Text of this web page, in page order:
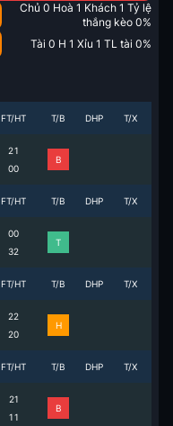
Chủ 0 Hoà 1 Khách 1 Tỷ lệ
thắng kèo 0%
Tài 0 H 1 Xỉu 1 TL tài 0%
FT/HT T/B DHP T/X
2
0
1
0
B
FT/HT T/B DHP T/X
0
3
0
2
T
FT/HT T/B DHP T/X
2
2
2
0
H
FT/HT T/B DHP T/X
2
1
1
1
B